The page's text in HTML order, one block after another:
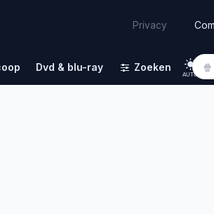
Privacy
Dvd & blu-ray Zoeken
AUTO